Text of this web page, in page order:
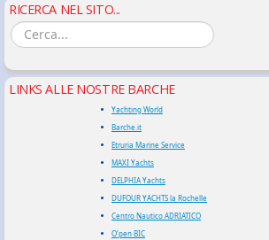
RICERCA NEL SITO...
LINKS ALLE NOSTRE BARCHE
Yachting World
Barche.it
Etruria Marine Service
MAXI Yachts
DELPHIA Yachts
DUFOUR YACHTS la Rochelle
Centro Nautico ADRIATICO
O'pen BIC